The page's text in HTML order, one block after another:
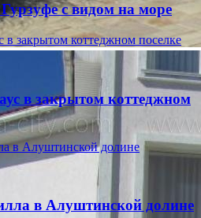
с видом на море
в закрытом коттеджном
в Алуштинской долине